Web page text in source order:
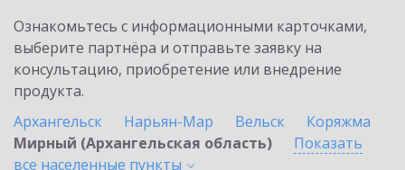
Ознакомьтесь с информационными карточками,
выберите партнёра и отправьте заявку на
консультацию, приобретение или внедрение
продукта.
Архангельск
Нарьян-Мар Вельск
Коряжма
Мирный (Архангельская область)
Показать
все населенные пункты